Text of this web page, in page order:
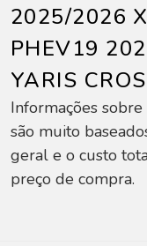
2025/2026
PHEV19
YARIS
Informações
são muito
geral e o custo
preço de compra.